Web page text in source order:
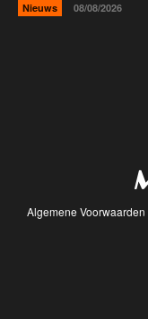
Nieuws 08/08/2026
Algemene Voorwaarden